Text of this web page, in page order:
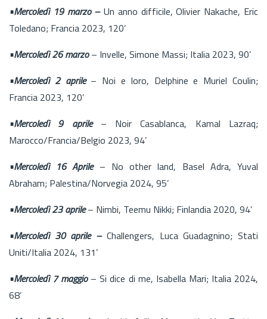
•Mercoledì 19 marzo –Un anno difficile, Olivier Nakache, Eric
Toledano; Francia 2023, 120’
•Mercoledì 26 marzo– Invelle, Simone Massi; Italia 2023, 90’
•Mercoledì 2 aprile– Noi e loro, Delphine e Muriel Coulin;
Francia 2023, 120’
•Mercoledì 9 aprile– Noir Casablanca, Kamal Lazraq;
Marocco/Francia/Belgio 2023, 94’
•Mercoledì 16 Aprile– No other land, Basel Adra, Yuval
Abraham; Palestina/Norvegia 2024, 95’
•Mercoledì 23 aprile– Nimbi, Teemu Nikki; Finlandia 2020, 94’
•Mercoledì 30 aprile –Challengers, Luca Guadagnino; Stati
Uniti/Italia 2024, 131’
•Mercoledì 7 maggio– Si dice di me, Isabella Mari; Italia 2024,
68’